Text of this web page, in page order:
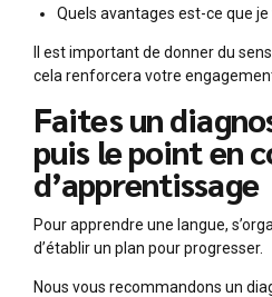
Quels avantages est-ce que je
Il est important de donner du
cela renforcera votre
Faites un
puis le point en
d’apprentissage
Pour apprendre une langue,
d’établir un plan pour progresser.
Nous vous recommandons un